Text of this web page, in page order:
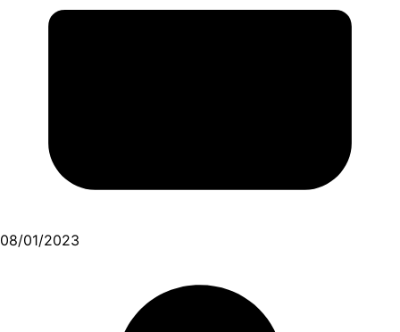
08/01/2023